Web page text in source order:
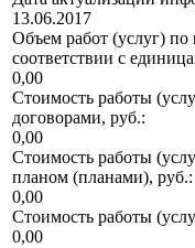
13.06.2017
Объем работ (услуг) по
соответствии с
0,00
Стоимость работы
договорами, руб.:
0,00
Стоимость работы
планом (планами), руб.:
0,00
Стоимость работы
0,00